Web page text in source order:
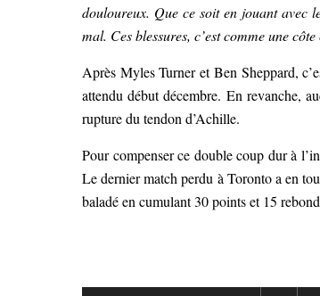
douloureux. Que ce soit en jouant avec
mal. Ces blessures, c’est comme une
Après Myles Turner et Ben Sheppard,
attendu début décembre. En revanche,
rupture du tendon d’Achille.
Pour compenser ce double coup dur à
Le dernier match perdu à Toronto a en
baladé en cumulant 30 points et 15